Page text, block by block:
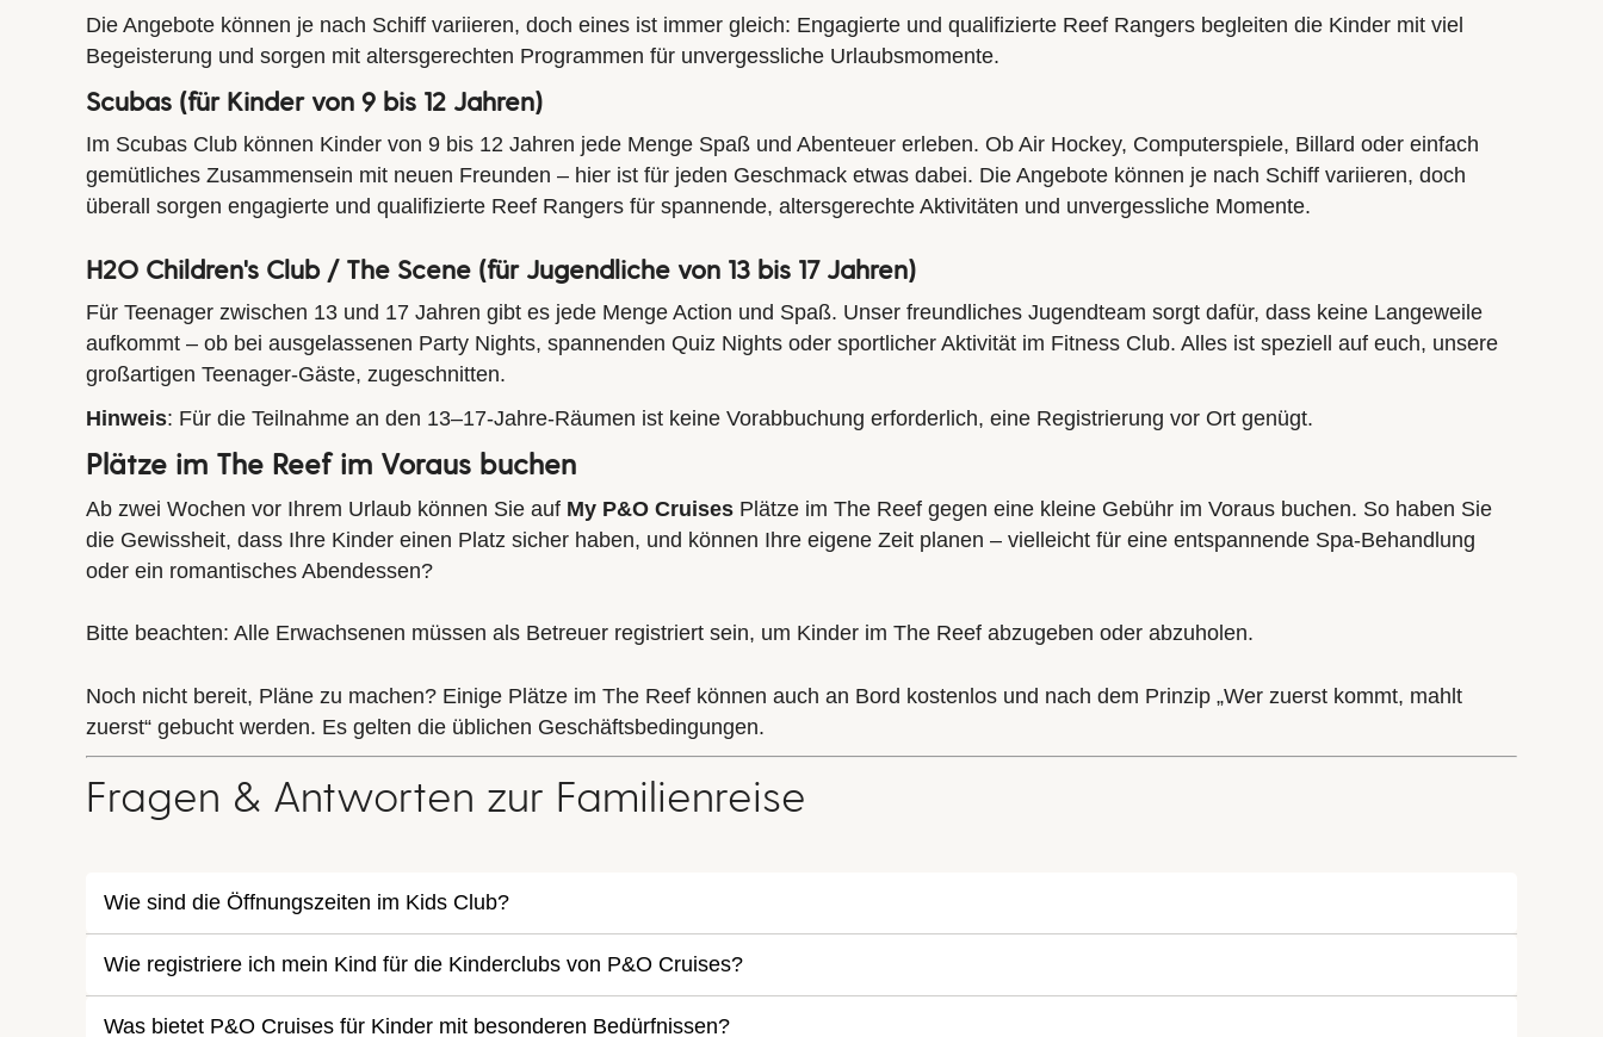
Die Angebote können je nach Schiff variieren, doch eines ist immer gleich: Engagierte und qualifizierte Reef Rangers begleiten die Kinder mit viel
Begeisterung und sorgen mit altersgerechten Programmen für unvergessliche Urlaubsmomente.
Scubas (für Kinder von 9 bis 12 Jahren)
Im Scubas Club können Kinder von 9 bis 12 Jahren jede Menge Spaß und Abenteuer erleben. Ob Air Hockey, Computerspiele, Billard oder einfach
gemütliches Zusammensein mit neuen Freunden – hier ist für jeden Geschmack etwas dabei. Die Angebote können je nach Schiff variieren, doch
überall sorgen engagierte und qualifizierte Reef Rangers für spannende, altersgerechte Aktivitäten und unvergessliche Momente.
H2O Children's Club / The Scene (für Jugendliche von 13 bis 17 Jahren)
Für Teenager zwischen 13 und 17 Jahren gibt es jede Menge Action und Spaß. Unser freundliches Jugendteam sorgt dafür, dass keine Langeweile
aufkommt – ob bei ausgelassenen Party Nights, spannenden Quiz Nights oder sportlicher Aktivität im Fitness Club. Alles ist speziell auf euch, unsere
großartigen Teenager-Gäste, zugeschnitten.
Hinweis: Für die Teilnahme an den 13–17-Jahre-Räumen ist keine Vorabbuchung erforderlich, eine Registrierung vor Ort genügt.
Plätze im The Reef im Voraus buchen
Ab zwei Wochen vor Ihrem Urlaub können Sie auf My P&O Cruises Plätze im The Reef gegen eine kleine Gebühr im Voraus buchen. So haben Sie
die Gewissheit, dass Ihre Kinder einen Platz sicher haben, und können Ihre eigene Zeit planen – vielleicht für eine entspannende Spa-Behandlung
oder ein romantisches Abendessen?
Bitte beachten: Alle Erwachsenen müssen als Betreuer registriert sein, um Kinder im The Reef abzugeben oder abzuholen.
Noch nicht bereit, Pläne zu machen? Einige Plätze im The Reef können auch an Bord kostenlos und nach dem Prinzip „Wer zuerst kommt, mahlt
zuerst“ gebucht werden. Es gelten die üblichen Geschäftsbedingungen.
Fragen & Antworten zur Familienreise
Wie sind die Öffnungszeiten im Kids Club?
Wie registriere ich mein Kind für die Kinderclubs von P&O Cruises?
Was bietet P&O Cruises für Kinder mit besonderen Bedürfnissen?